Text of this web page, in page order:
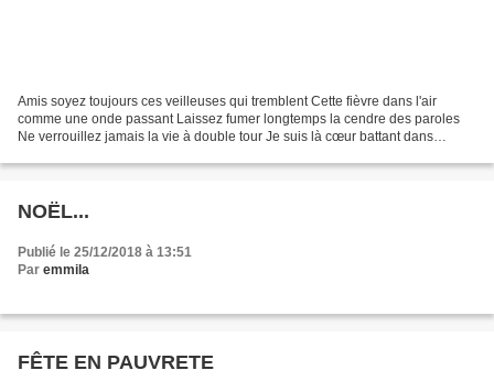
Amis soyez toujours ces veilleuses qui tremblent Cette fièvre dans l'air
comme une onde passant Laissez fumer longtemps la cendre des paroles
Ne verrouillez jamais la vie à double tour Je suis là cœur battant dans
NOËL...
Publié le 25/12/2018 à 13:51
Par emmila
FÊTE EN PAUVRETE